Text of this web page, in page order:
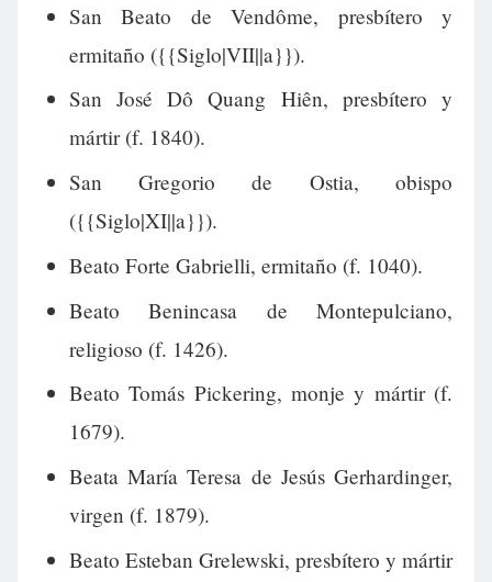
San Beato de Vendôme, presbítero y
ermitaño ({{Siglo|VII||a}}).
San José Dô Quang Hiên, presbítero y
mártir (f. 1840).
San Gregorio de Ostia, obispo
({{Siglo|XI||a}}).
Beato Forte Gabrielli, ermitaño (f. 1040).
Beato Benincasa de Montepulciano,
religioso (f. 1426).
Beato Tomás Pickering, monje y mártir (f.
1679).
Beata María Teresa de Jesús Gerhardinger,
virgen (f. 1879).
Beato Esteban Grelewski, presbítero y mártir